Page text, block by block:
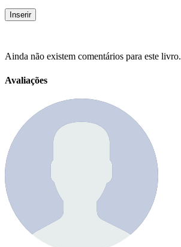
Ainda não existem comentários para este livro.
Avaliações